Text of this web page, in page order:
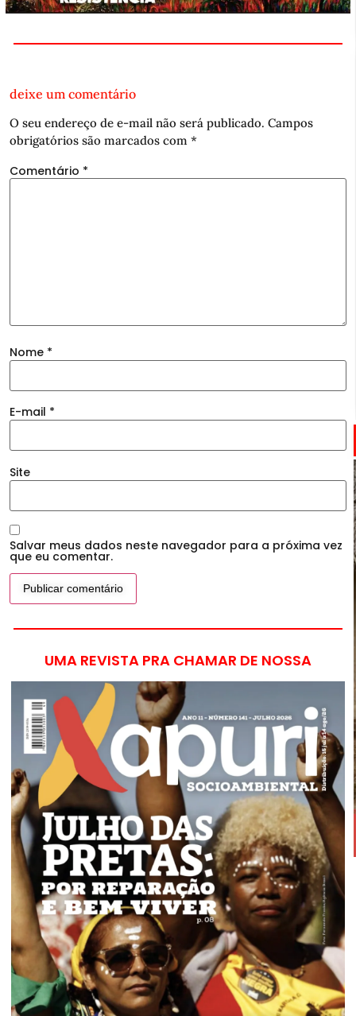
deixe um comentário
O seu endereço de e-mail não será publicado. Campos
obrigatórios são marcados com *
Comentário *
Nome *
E-mail *
Site
Salvar meus dados neste navegador para a próxima vez
que eu comentar.
UMA REVISTA PRA CHAMAR DE NOSSA